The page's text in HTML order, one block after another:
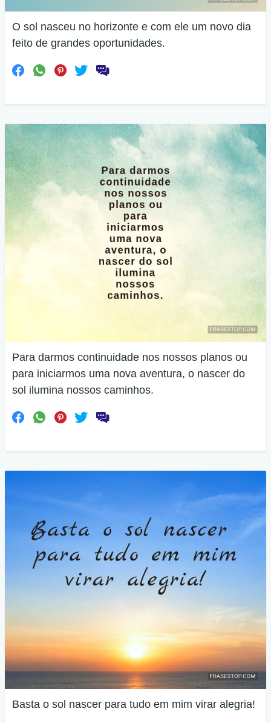
O sol nasceu no horizonte e com ele um novo dia
feito de grandes oportunidades.
Para darmos continuidade nos nossos planos ou
para iniciarmos uma nova aventura, o nascer do
sol ilumina nossos caminhos.
Basta o sol nascer para tudo em mim virar alegria!